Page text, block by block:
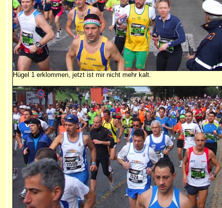
Hügel 1 erklommen, jetzt ist mir nicht mehr kalt.